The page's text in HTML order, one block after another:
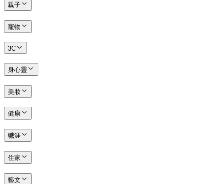
親子
寵物
3C
身心靈
美妝
健康
職涯
住家
藝文